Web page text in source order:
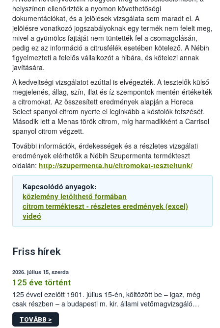
helyszínen ellenőrizték a nyomon követhetőségi
dokumentációkat, és a jelölések vizsgálata sem maradt el. A
jelölésre vonatkozó jogszabályoknak egy termék nem felelt meg,
mivel a gyümölcs fajtáját nem tüntették fel a csomagolásán,
pedig ez az információ a citrusfélék esetében kötelező. A Nébih
figyelmezteti a felelős vállalkozót a hibára, és kötelezi annak
javítására.
A kedveltségi vizsgálatot ezúttal is elvégezték. A tesztelők külső
megjelenés, állag, szín, illat és íz szempontok mentén értékelték
a citromokat. Az összesített eredmények alapján a Horeca
Select spanyol citrom nyerte el leginkább a kóstolók tetszését.
Második lett a Menas török citrom, míg harmadikként a Carrisol
spanyol citrom végzett.
További információk, érdekességek és a részletes vizsgálati
eredmények elérhetők a Nébih Szupermenta termékteszt
oldalán: http://szupermenta.hu/citromokat-teszteltunk/
Kapcsolódó anyagok:
közlemény letölthető formában
citrom termékteszt - részletes eredmények (excel)
videó
Friss hírek
2026. július 15, szerda
125 éve történt
125 évvel ezelőtt 1901. július 15-én, költözött be – igaz, még
csak részben – a budapesti m. kir. állami vetőmagvizsgáló
állomás a Kis Rókus utca 15. szám alatti, Czigler Győző által
tervezett új épületébe.
TOVÁBB >